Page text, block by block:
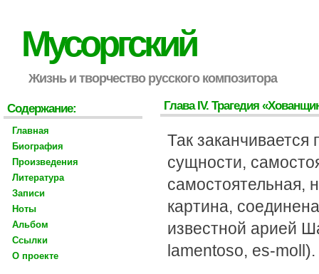
Мусоргский
Жизнь и творчество русского композитора
Глава IV. Трагедия
Так
сущности,
самостоятельная,
картина,
известной арией
lamentoso, es-moll).
Содержание:
Главная
Биография
Произведения
Литература
Записи
Ноты
Альбом
Ссылки
О проекте